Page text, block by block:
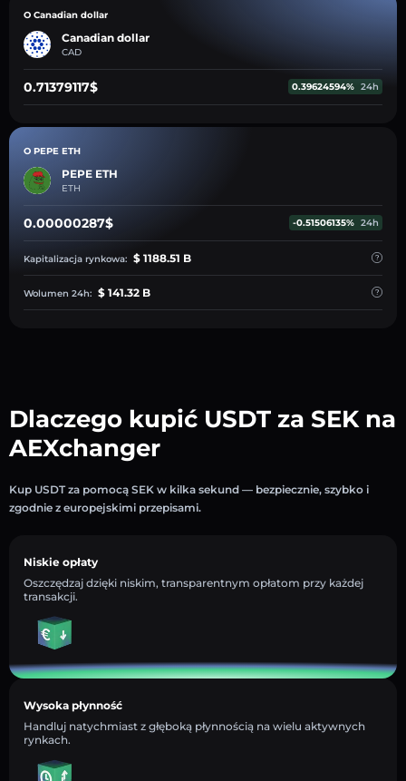
O Canadian dollar
Canadian dollar
CAD
0.71379117$ 0.39624594% 24h
O PEPE ETH
PEPE ETH
ETH
0.00000287$ -0.51506135% 24h
Kapitalizacja rynkowa: $ 1188.51 B
Wolumen 24h: $ 141.32 B
Dlaczego kupić USDT za SEK na
AEXchanger
Kup USDT za pomocą SEK w kilka sekund — bezpiecznie, szybko i
zgodnie z europejskimi przepisami.
Niskie opłaty
Oszczędzaj dzięki niskim, transparentnym opłatom przy każdej
transakcji.
Wysoka płynność
Handluj natychmiast z głęboką płynnością na wielu aktywnych
rynkach.